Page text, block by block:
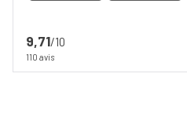
9,71/10
110 avis